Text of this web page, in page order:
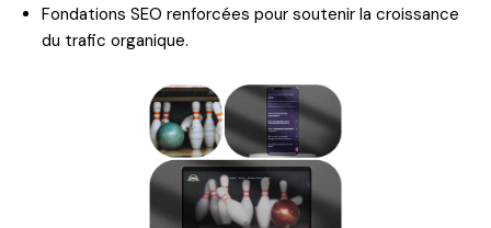
Fondations SEO renforcées pour soutenir la croissance
du trafic organique.